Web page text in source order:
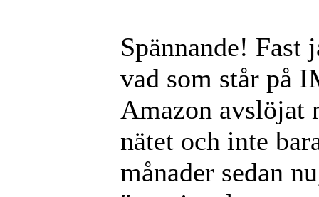
Spännande!
vad som står på
Amazon avslöjat
nätet och inte
månader sedan